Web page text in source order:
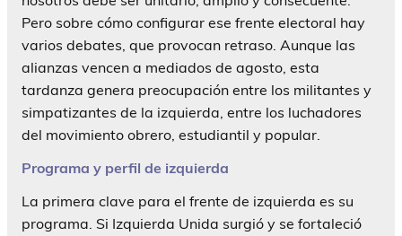
Pero sobre cómo configurar ese frente electoral hay
varios debates, que provocan retraso. Aunque las
alianzas vencen a mediados de agosto, esta
tardanza genera preocupación entre los militantes y
simpatizantes de la izquierda, entre los luchadores
del movimiento obrero, estudiantil y popular.
Programa y perfil de izquierda
La primera clave para el frente de izquierda es su
programa. Si Izquierda Unida surgió y se fortaleció